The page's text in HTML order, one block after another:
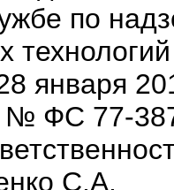
по
января
№ ФС 77-
С.А.